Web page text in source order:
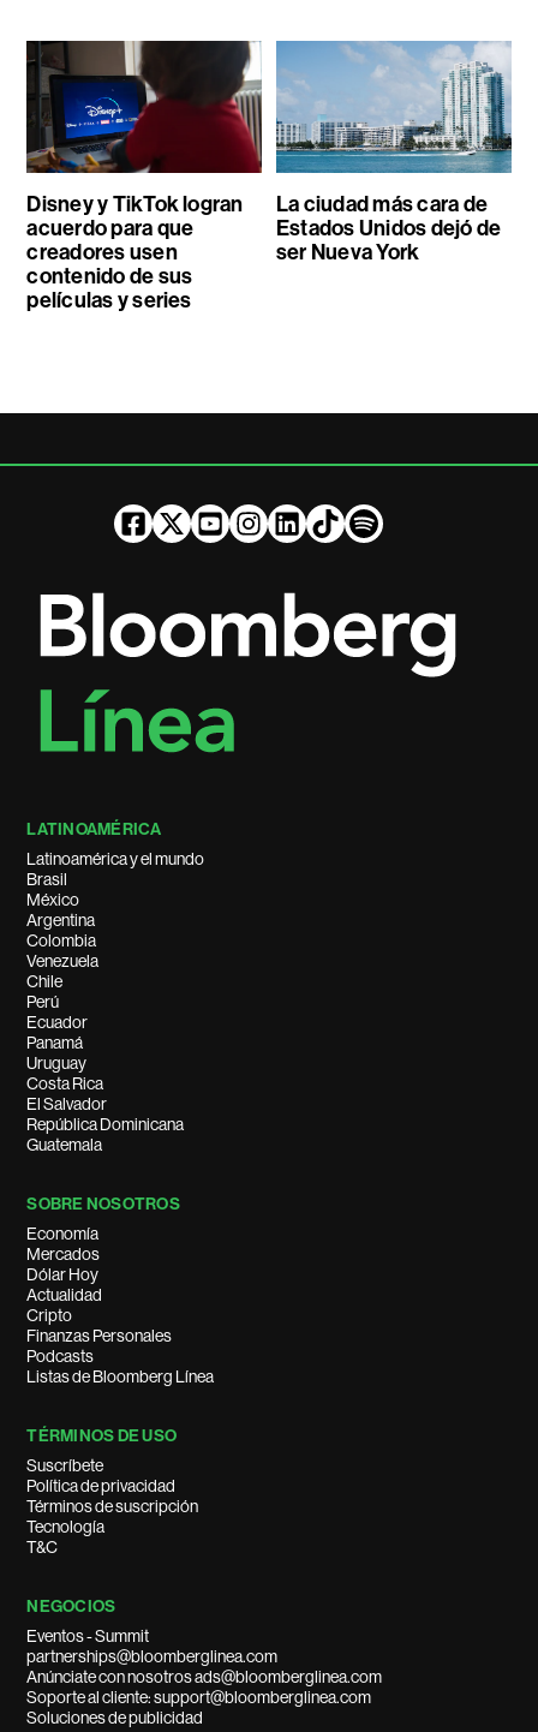
Disney y TikTok logran
acuerdo para que
creadores usen
contenido de sus
películas y series
La ciudad más cara de
Estados Unidos dejó de
ser Nueva York
LATINOAMÉRICA
Latinoamérica y el mundo
Brasil
México
Argentina
Colombia
Venezuela
Chile
Perú
Ecuador
Panamá
Uruguay
Costa Rica
El Salvador
República Dominicana
Guatemala
SOBRE NOSOTROS
Economía
Mercados
Dólar Hoy
Actualidad
Cripto
Finanzas Personales
Podcasts
Listas de Bloomberg Línea
TÉRMINOS DE USO
Suscríbete
Política de privacidad
Términos de suscripción
Tecnología
T&C
NEGOCIOS
Eventos - Summit
partnerships@bloomberglinea.com
Anúnciate con nosotros ads@bloomberglinea.com
Soporte al cliente: support@bloomberglinea.com
Soluciones de publicidad